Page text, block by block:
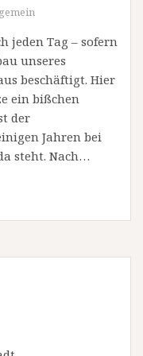
jeden Tag – sofern
unseres
beschäftigt. Hier
ein bißchen
der
Jahren bei
steht. Nach…